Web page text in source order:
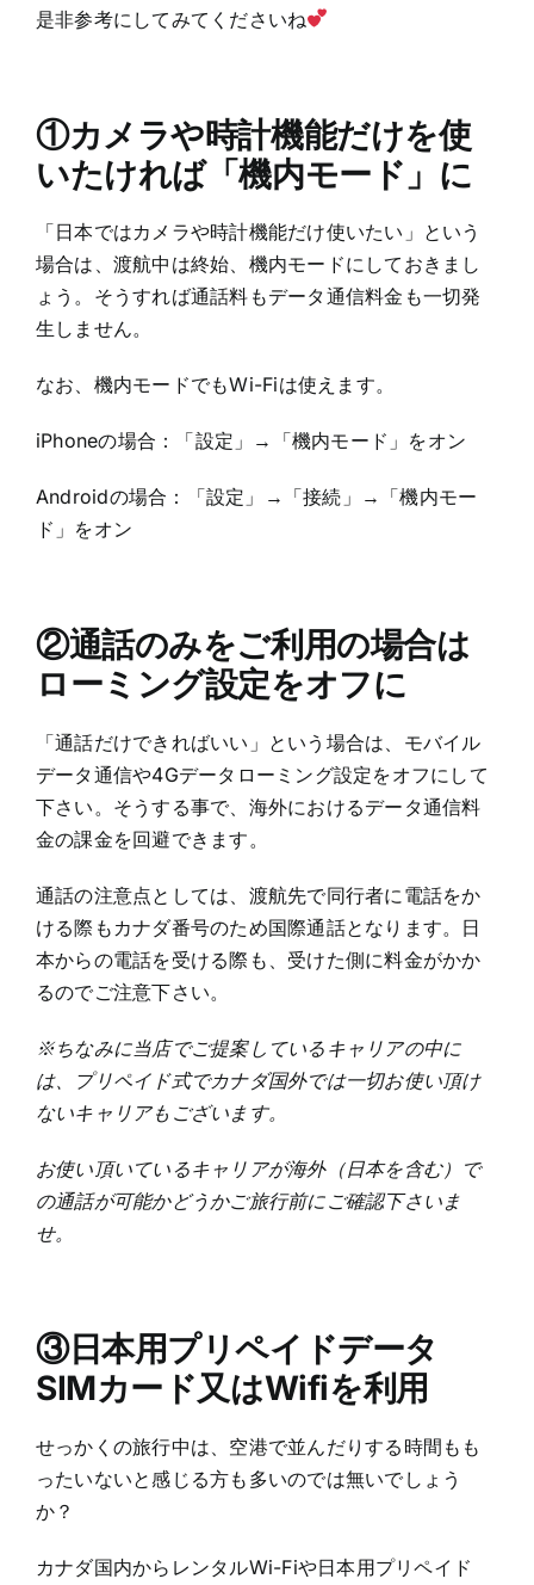
是非参考にしてみてくださいね
①カメラや時計機能だけを使
いたければ「機内モード」に
「日本ではカメラや時計機能だけ使いたい」という
場合は、渡航中は終始、機内モードにしておきまし
ょう。そうすれば通話料もデータ通信料金も一切発
生しません。
なお、機内モードでもWi-Fiは使えます。
iPhoneの場合：「設定」→「機内モード」をオン
Androidの場合：「設定」→「接続」→「機内モー
ド」をオン
②通話のみをご利用の場合は
ローミング設定をオフに
「通話だけできればいい」という場合は、モバイル
データ通信や4Gデータローミング設定をオフにして
下さい。そうする事で、海外におけるデータ通信料
金の課金を回避できます。
通話の注意点としては、渡航先で同行者に電話をか
ける際もカナダ番号のため国際通話となります。日
本からの電話を受ける際も、受けた側に料金がかか
るのでご注意下さい。
※ちなみに当店でご提案しているキャリアの中に
は、プリペイド式でカナダ国外では一切お使い頂け
ないキャリアもございます。
お使い頂いているキャリアが海外（日本を含む）で
の通話が可能かどうかご旅行前にご確認下さいま
せ。
③日本用プリペイドデータ
SIMカード又はWifiを利用
せっかくの旅行中は、空港で並んだりする時間もも
ったいないと感じる方も多いのでは無いでしょう
か？
カナダ国内からレンタルWi-Fiや日本用プリペイド